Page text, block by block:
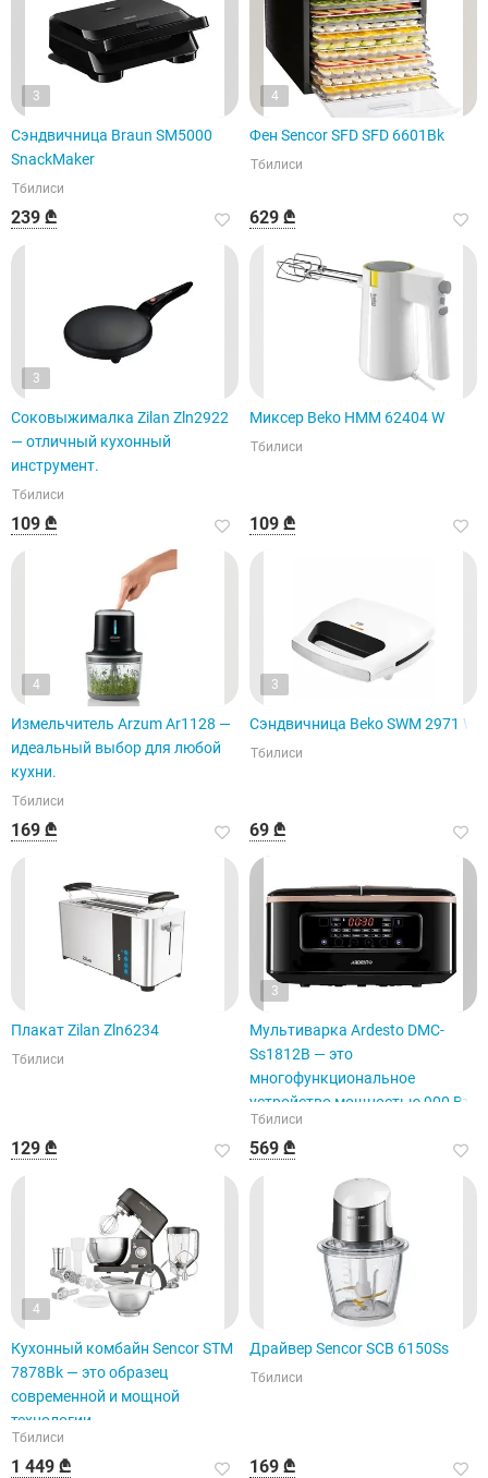
3
Сэндвичница Braun SM5000
SnackMaker
Тбилиси
239 ₾
4
Фен Sencor SFD SFD 6601Bk
Тбилиси
629 ₾
3
Соковыжималка Zilan Zln2922
— отличный кухонный
инструмент.
Тбилиси
109 ₾
Миксер Beko HMM 62404 W
Тбилиси
109 ₾
4
Измельчитель Arzum Ar1128 —
идеальный выбор для любой
кухни.
Тбилиси
169 ₾
3
Сэндвичница Beko SWM 2971 W
Тбилиси
69 ₾
Плакат Zilan Zln6234
Тбилиси
129 ₾
3
Мультиварка Ardesto DMC-
Ss1812B — это
многофункциональное
устройство мощностью 900 Вт.
Тбилиси
569 ₾
4
Кухонный комбайн Sencor STM
7878Bk — это образец
современной и мощной
технологии.
Тбилиси
1 449 ₾
Драйвер Sencor SCB 6150Ss
Тбилиси
169 ₾